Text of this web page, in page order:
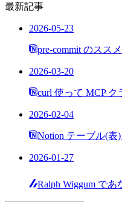
最新記事
2026-05-23
pre-commit のスス
2026-03-20
curl 使って MCP
2026-02-04
Notion テーブル(
2026-01-27
Ralph Wiggum で